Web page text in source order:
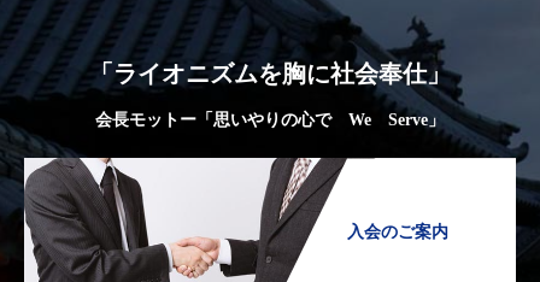
「ライオニズムを胸に社会奉仕」
会長モットー「思いやりの心で We Serve」
入会のご案内